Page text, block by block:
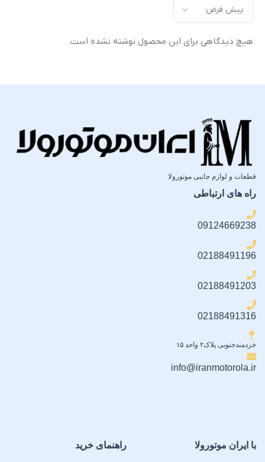
هیچ دیدگاهی برای این محصول نوشته نشده است.
قطعات و لوازم جانبی موتورولا
راه های ارتباطی
09124669238
02188491196
02188491203
02188491316
خردمندجنوبی پلاک۲ واحد ۱۵
info@iranmotorola.ir
با ایران موتورولا راهنمای خرید